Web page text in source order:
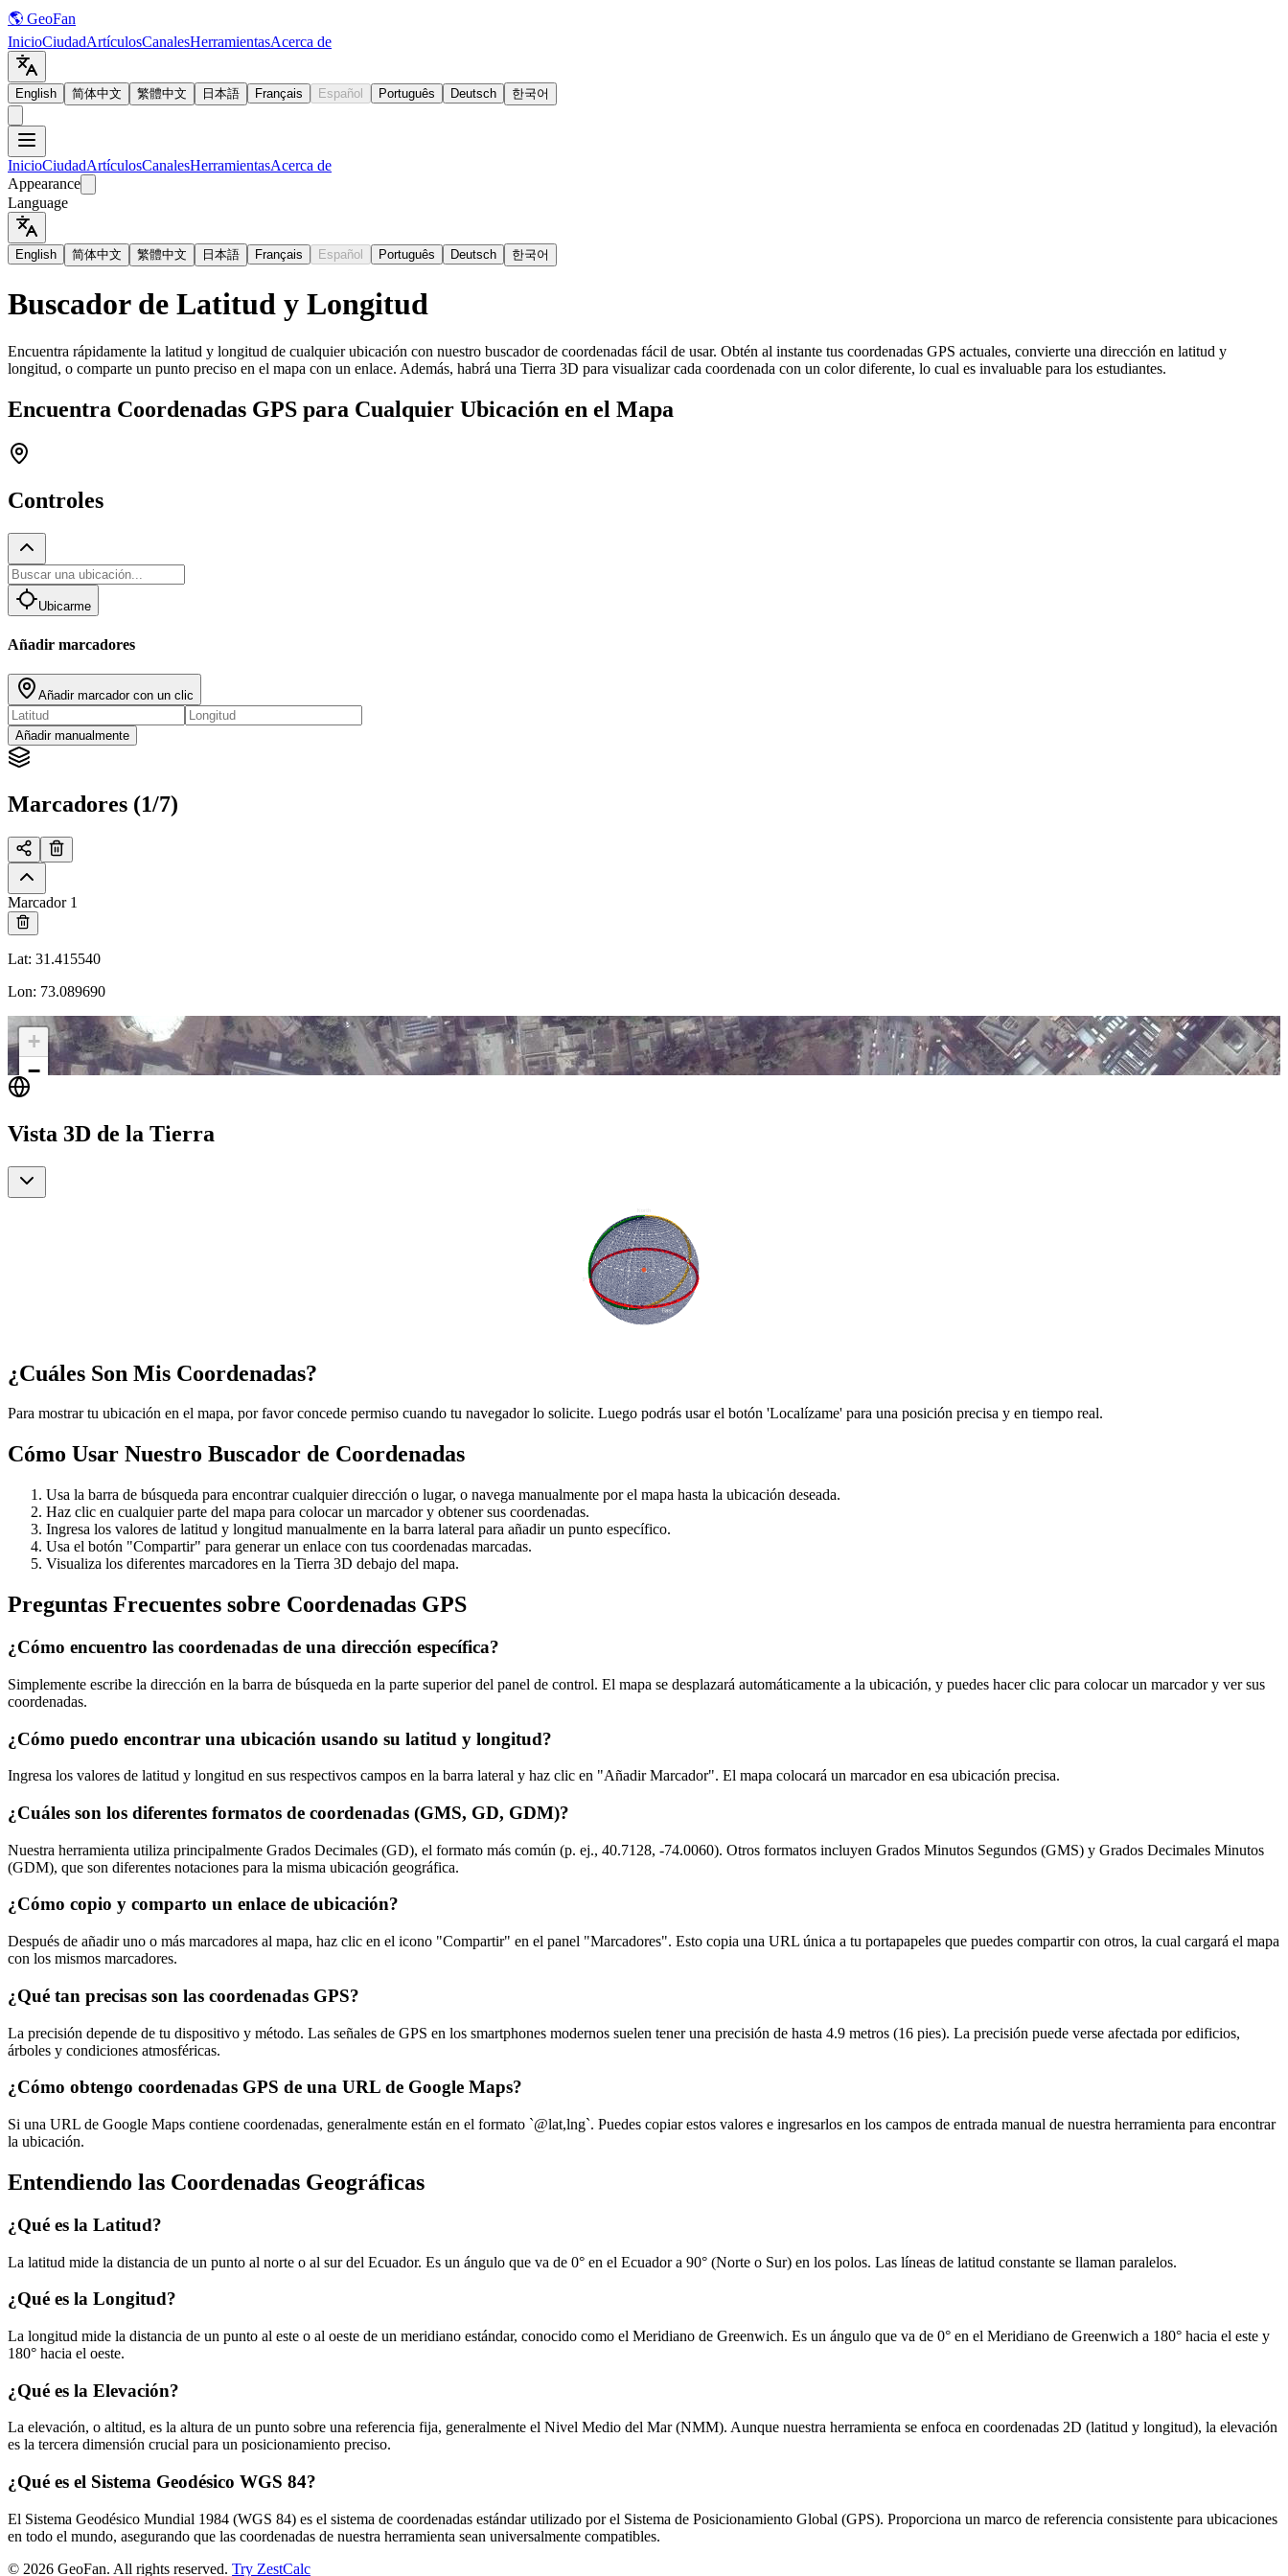
🌎 GeoFan
InicioCiudadArtículosCanalesHerramientasAcerca de
English 简体中文 繁體中文 日本語 Français Español Português Deutsch 한국어
InicioCiudadArtículosCanalesHerramientasAcerca de
Appearance
Language
English 简体中文 繁體中文 日本語 Français Español Português Deutsch 한국어
Buscador de Latitud y Longitud
Encuentra rápidamente la latitud y longitud de cualquier ubicación con nuestro buscador de coordenadas fácil de usar. Obtén al instante tus coordenadas GPS actuales, convierte una dirección en latitud y
longitud, o comparte un punto preciso en el mapa con un enlace. Además, habrá una Tierra 3D para visualizar cada coordenada con un color diferente, lo cual es invaluable para los estudiantes.
Encuentra Coordenadas GPS para Cualquier Ubicación en el Mapa
Controles
Ubicarme
Añadir marcadores
Añadir marcador con un clic
Añadir manualmente
Marcadores (1/7)
Marcador 1
Lat: 31.415540
Lon: 73.089690
+
−
Vista 3D de la Tierra
¿Cuáles Son Mis Coordenadas?
Para mostrar tu ubicación en el mapa, por favor concede permiso cuando tu navegador lo solicite. Luego podrás usar el botón 'Localízame' para una posición precisa y en tiempo real.
Cómo Usar Nuestro Buscador de Coordenadas
Usa la barra de búsqueda para encontrar cualquier dirección o lugar, o navega manualmente por el mapa hasta la ubicación deseada.
Haz clic en cualquier parte del mapa para colocar un marcador y obtener sus coordenadas.
Ingresa los valores de latitud y longitud manualmente en la barra lateral para añadir un punto específico.
Usa el botón "Compartir" para generar un enlace con tus coordenadas marcadas.
Visualiza los diferentes marcadores en la Tierra 3D debajo del mapa.
Preguntas Frecuentes sobre Coordenadas GPS
¿Cómo encuentro las coordenadas de una dirección específica?
Simplemente escribe la dirección en la barra de búsqueda en la parte superior del panel de control. El mapa se desplazará automáticamente a la ubicación, y puedes hacer clic para colocar un marcador y ver sus
coordenadas.
¿Cómo puedo encontrar una ubicación usando su latitud y longitud?
Ingresa los valores de latitud y longitud en sus respectivos campos en la barra lateral y haz clic en "Añadir Marcador". El mapa colocará un marcador en esa ubicación precisa.
¿Cuáles son los diferentes formatos de coordenadas (GMS, GD, GDM)?
Nuestra herramienta utiliza principalmente Grados Decimales (GD), el formato más común (p. ej., 40.7128, -74.0060). Otros formatos incluyen Grados Minutos Segundos (GMS) y Grados Decimales Minutos
(GDM), que son diferentes notaciones para la misma ubicación geográfica.
¿Cómo copio y comparto un enlace de ubicación?
Después de añadir uno o más marcadores al mapa, haz clic en el icono "Compartir" en el panel "Marcadores". Esto copia una URL única a tu portapapeles que puedes compartir con otros, la cual cargará el mapa
con los mismos marcadores.
¿Qué tan precisas son las coordenadas GPS?
La precisión depende de tu dispositivo y método. Las señales de GPS en los smartphones modernos suelen tener una precisión de hasta 4.9 metros (16 pies). La precisión puede verse afectada por edificios,
árboles y condiciones atmosféricas.
¿Cómo obtengo coordenadas GPS de una URL de Google Maps?
Si una URL de Google Maps contiene coordenadas, generalmente están en el formato `@lat,lng`. Puedes copiar estos valores e ingresarlos en los campos de entrada manual de nuestra herramienta para encontrar
la ubicación.
Entendiendo las Coordenadas Geográficas
¿Qué es la Latitud?
La latitud mide la distancia de un punto al norte o al sur del Ecuador. Es un ángulo que va de 0° en el Ecuador a 90° (Norte o Sur) en los polos. Las líneas de latitud constante se llaman paralelos.
¿Qué es la Longitud?
La longitud mide la distancia de un punto al este o al oeste de un meridiano estándar, conocido como el Meridiano de Greenwich. Es un ángulo que va de 0° en el Meridiano de Greenwich a 180° hacia el este y
180° hacia el oeste.
¿Qué es la Elevación?
La elevación, o altitud, es la altura de un punto sobre una referencia fija, generalmente el Nivel Medio del Mar (NMM). Aunque nuestra herramienta se enfoca en coordenadas 2D (latitud y longitud), la elevación
es la tercera dimensión crucial para un posicionamiento preciso.
¿Qué es el Sistema Geodésico WGS 84?
El Sistema Geodésico Mundial 1984 (WGS 84) es el sistema de coordenadas estándar utilizado por el Sistema de Posicionamiento Global (GPS). Proporciona un marco de referencia consistente para ubicaciones
en todo el mundo, asegurando que las coordenadas de nuestra herramienta sean universalmente compatibles.
© 2026 GeoFan. All rights reserved. Try ZestCalc